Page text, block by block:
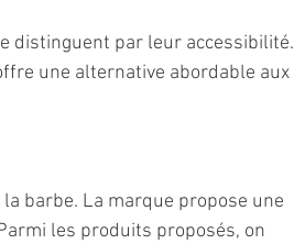
distinguent par leur accessibilité.
une alternative abordable aux
barbe. La marque propose une
les produits proposés, on